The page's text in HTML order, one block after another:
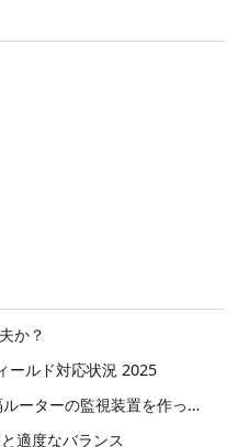
か？
ールド対応状況 2025
Raspberry Piを使って遠隔ルーターの監視装置を作ってみた。
適度なバランス